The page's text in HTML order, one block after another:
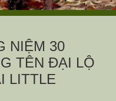
NIỆM 30
TÊN ĐẠI LỘ
LITTLE